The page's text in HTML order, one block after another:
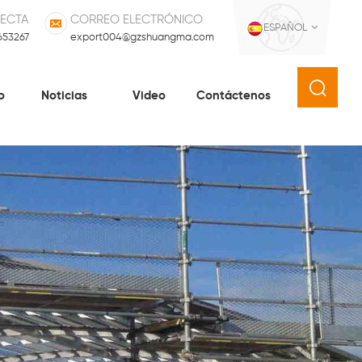
ESPAÑOL
CORREO ELECTRÓNICO
export004@gzshuangma.com
Noticias Video Contáctenos